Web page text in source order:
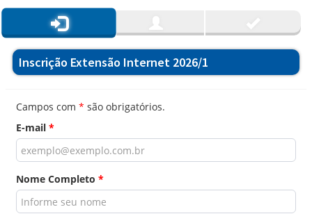
Inscrição Extensão Internet 2026/1
Campos com * são obrigatórios.
E-mail *
Nome Completo *